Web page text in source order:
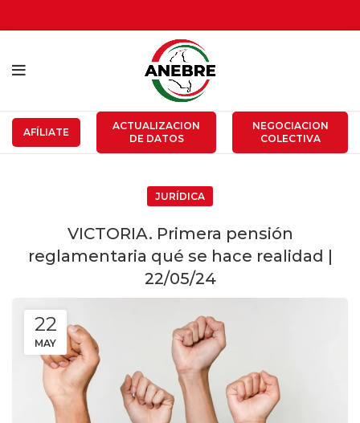
AFÍLIATE
ACTUALIZACION
DE DATOS
NEGOCIACION
COLECTIVA
JURÍDICA
VICTORIA. Primera pensión
reglamentaria qué se hace realidad |
22/05/24
22
MAY